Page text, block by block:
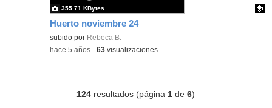
Huerto noviembre 24
Contenido educativo.
subido por Rebeca B.
355.71 KBytes
-hace 5 años -63 visualizaciones
124 resultados (página 1 de6)